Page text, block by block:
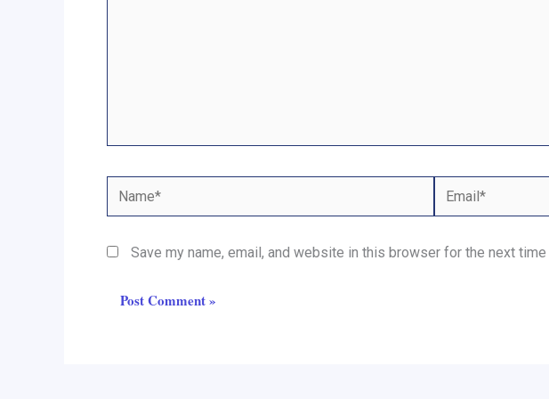
Name* Email*
Save my name, email, and website in this browser for the next time